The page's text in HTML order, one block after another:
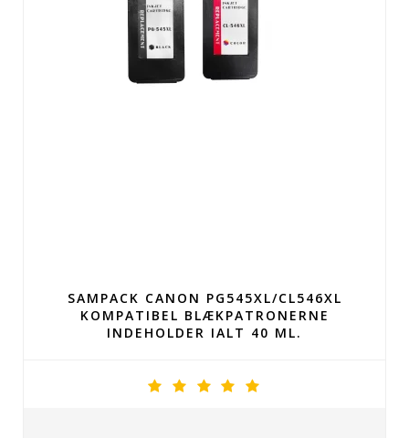
SAMPACK CANON PG545XL/CL546XL
KOMPATIBEL BLÆKPATRONERNE
INDEHOLDER IALT 40 ML.